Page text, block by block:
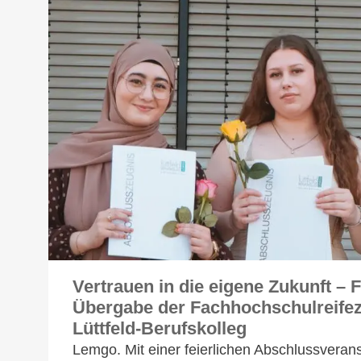
Vertrauen in die eigene Zukunft –
Übergabe der
Lüttfeld-Berufskolleg
Lemgo. Mit einer feierlichen